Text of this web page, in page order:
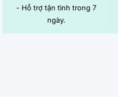
- Hỗ trợ tận tình trong 7
ngày.